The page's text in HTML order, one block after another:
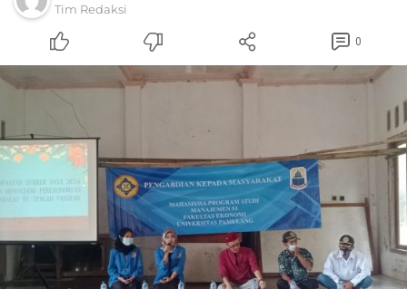
Tim Redaksi
0